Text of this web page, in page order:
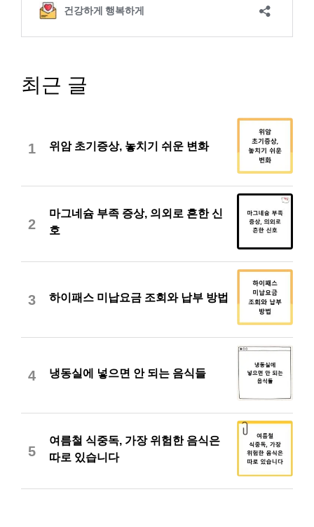
최근 글
1 위암 초기증상, 놓치기 쉬운 변화
2
마그네슘 부족 증상, 의외로 흔한 신
호
3 하이패스 미납요금 조회와 납부 방법
4 냉동실에 넣으면 안 되는 음식들
5
여름철 식중독, 가장 위험한 음식은
따로 있습니다